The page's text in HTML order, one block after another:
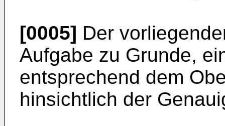
[0005] Der
Aufgabe zu Grunde,
entsprechend dem
hinsichtlich der